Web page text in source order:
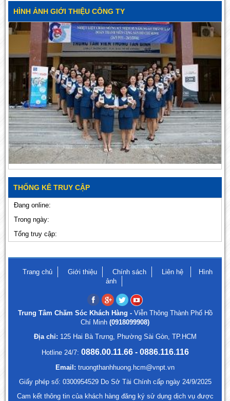
HÌNH ẢNH GIỚI THIỆU CÔNG TY
THỐNG KÊ TRUY CẬP
Đang online:
Trong ngày:
Tổng truy cập:
Trang chủ Giới thiệu Chính sách Liên hệ
Hình
ảnh
Trung Tâm Chăm Sóc Khách Hàng - Viễn Thông Thành Phố Hồ
Chí Minh (0918099908)
Địa chỉ: 125 Hai Bà Trưng, Phường Sài Gòn, TP.HCM
Hotline 24/7: 0886.00.11.66 - 0886.116.116
Email: truongthanhhuong.hcm@vnpt.vn
Giấy phép số: 0300954529 Do Sở Tài Chính cấp ngày 24/9/2025
Cam kết thông tin của khách hàng đăng ký sử dụng dịch vụ được